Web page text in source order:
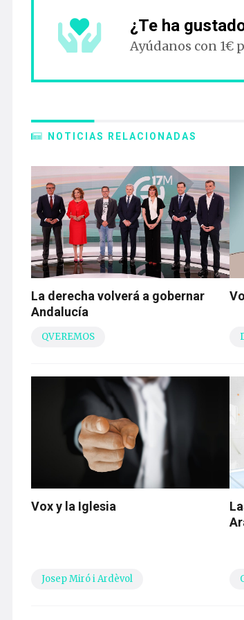
¿Te ha
Ayúdanos con 1€
NOTICIAS RELACIONADAS
La derecha volverá a gobernar
Andalucía
QVEREMOS
Vox y la Iglesia
Josep Miró i Ardèvol